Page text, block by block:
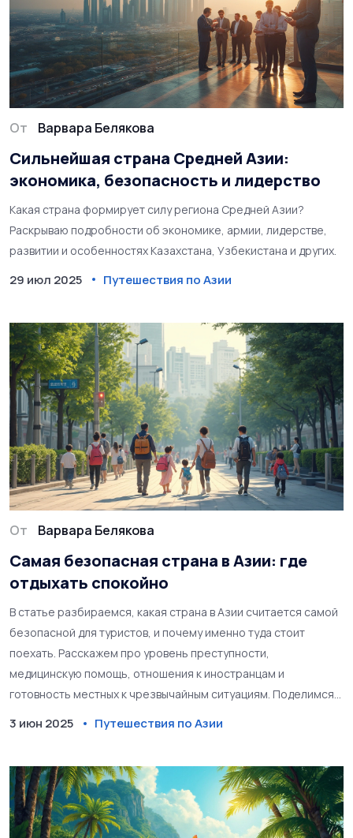
От Варвара Белякова
Сильнейшая страна Средней Азии:
экономика, безопасность и лидерство
Какая страна формирует силу региона Средней Азии?
Раскрываю подробности об экономике, армии, лидерстве,
развитии и особенностях Казахстана, Узбекистана и других.
29 июл 2025 Путешествия по Азии
От Варвара Белякова
Самая безопасная страна в Азии: где
отдыхать спокойно
В статье разбираемся, какая страна в Азии считается самой
безопасной для туристов, и почему именно туда стоит
поехать. Расскажем про уровень преступности,
медицинскую помощь, отношения к иностранцам и
готовность местных к чрезвычайным ситуациям. Поделимся
выбрать лучшее направление для спокойного отдыха. Вы
поездки и какие меры предосторожности реально нужны.
Статья полезна тем, кто ценит комфорт и безопасность.
3 июн 2025 Путешествия по Азии